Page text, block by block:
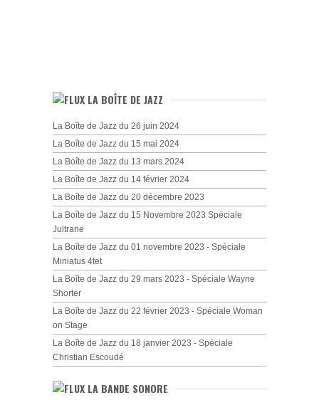
LA BOÎTE DE JAZZ
La Boîte de Jazz du 26 juin 2024
La Boîte de Jazz du 15 mai 2024
La Boîte de Jazz du 13 mars 2024
La Boîte de Jazz du 14 février 2024
La Boîte de Jazz du 20 décembre 2023
La Boîte de Jazz du 15 Novembre 2023 Spéciale
Jultrane
La Boîte de Jazz du 01 novembre 2023 - Spéciale
Miniatus 4tet
La Boîte de Jazz du 29 mars 2023 - Spéciale Wayne
Shorter
La Boîte de Jazz du 22 février 2023 - Spéciale Woman
on Stage
La Boîte de Jazz du 18 janvier 2023 - Spéciale
Christian Escoudé
LA BANDE SONORE